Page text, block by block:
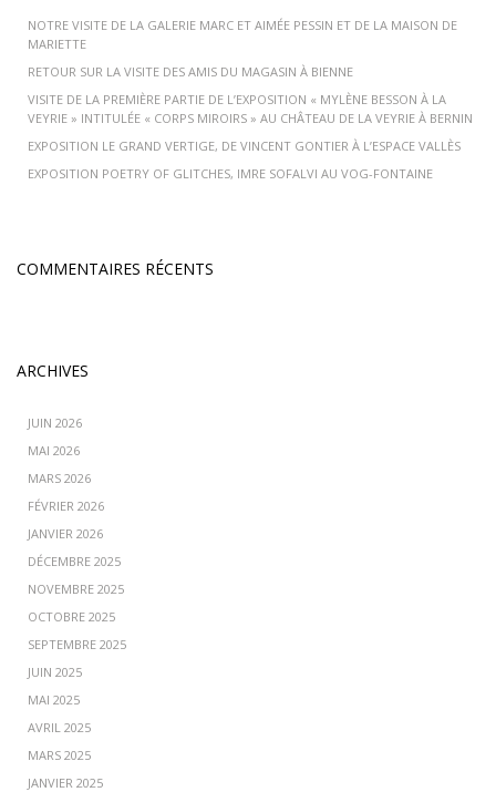
NOTRE VISITE DE LA GALERIE MARC ET AIMÉE PESSIN ET DE LA MAISON DE
MARIETTE
RETOUR SUR LA VISITE DES AMIS DU MAGASIN À BIENNE
VISITE DE LA PREMIÈRE PARTIE DE L’EXPOSITION « MYLÈNE BESSON À LA
VEYRIE » INTITULÉE « CORPS MIROIRS » AU CHÂTEAU DE LA VEYRIE À BERNIN
EXPOSITION LE GRAND VERTIGE, DE VINCENT GONTIER À L’ESPACE VALLÈS
EXPOSITION POETRY OF GLITCHES, IMRE SOFALVI AU VOG-FONTAINE
COMMENTAIRES RÉCENTS
ARCHIVES
JUIN 2026
MAI 2026
MARS 2026
FÉVRIER 2026
JANVIER 2026
DÉCEMBRE 2025
NOVEMBRE 2025
OCTOBRE 2025
SEPTEMBRE 2025
JUIN 2025
MAI 2025
AVRIL 2025
MARS 2025
JANVIER 2025